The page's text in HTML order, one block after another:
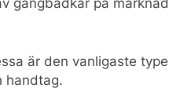
gångbadkar på
är den vanligaste
handtag.